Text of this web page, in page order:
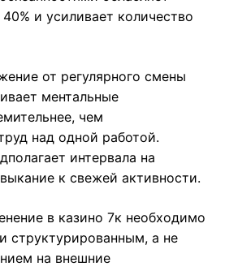
и усиливает количество
от регулярного смены
ментальные
чем
над одной работой.
интервала на
к свежей активности.
в казино 7к необходимо
структурированным, а не
на внешние